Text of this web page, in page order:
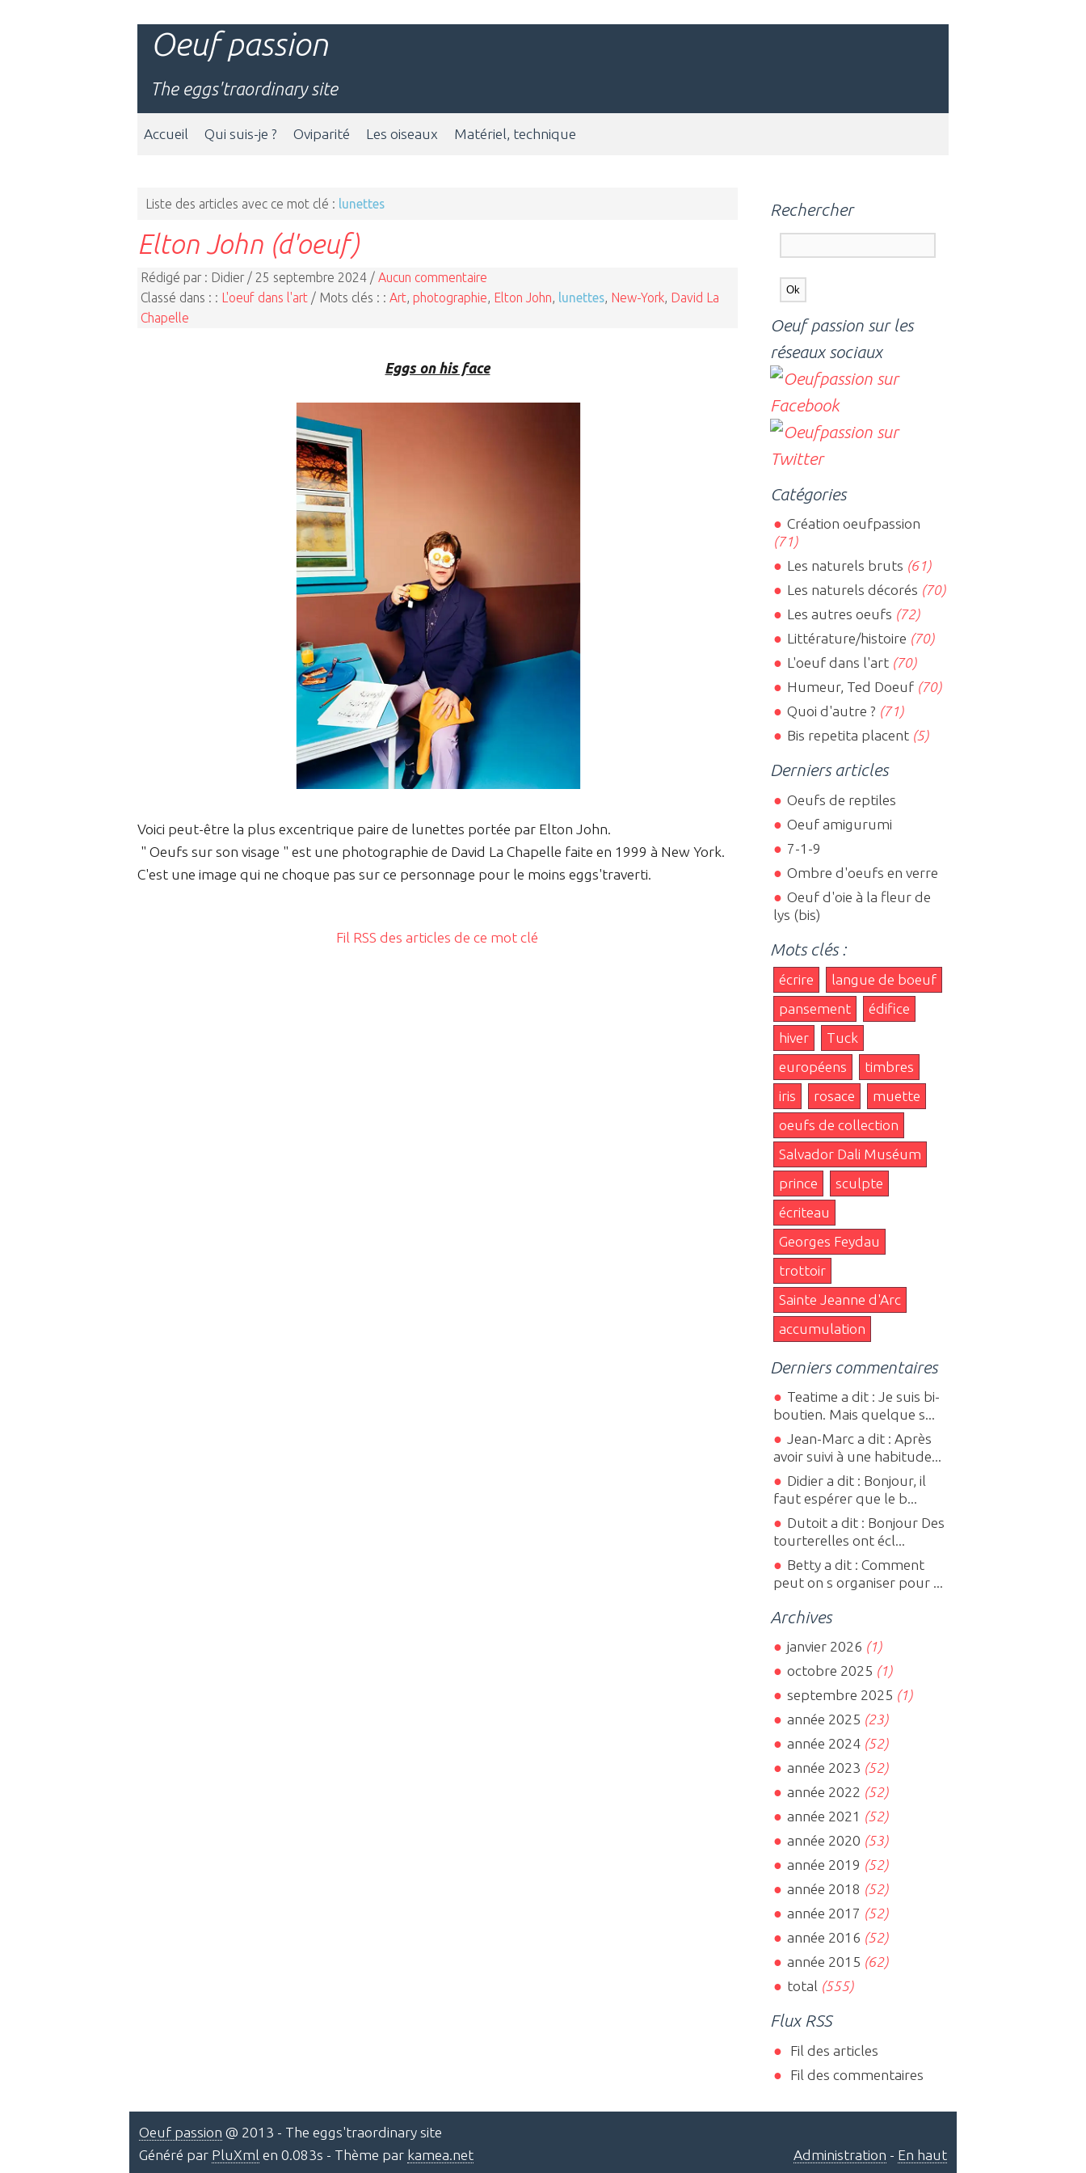
Oeuf passion
The eggs'traordinary site
Accueil Qui suis-je ? Oviparité Les oiseaux Matériel, technique
Liste des articles avec ce mot clé : lunettes
Elton John (d'oeuf)
Rédigé par : Didier / 25 septembre 2024 / Aucun commentaire
Classé dans : : L'oeuf dans l'art / Mots clés : : Art photographie Elton John lunettes New-York David La
Chapelle
Eggs on his face
Voici peut-être la plus excentrique paire de lunettes portée par Elton John.
" Oeufs sur son visage " est une photographie de David La Chapelle faite en 1999 à New York.
C'est une image qui ne choque pas sur ce personnage pour le moins eggs'traverti.
Fil RSS des articles de ce mot clé
Rechercher
Oeuf passion sur les
réseaux sociaux
Catégories
Création oeufpassion
(71)
Les naturels bruts (61)
Les naturels décorés (70)
Les autres oeufs (72)
Littérature/histoire (70)
L'oeuf dans l'art(70)
Humeur, Ted Doeuf(70)
Quoi d'autre ? (71)
Bis repetita placent(5)
Derniers articles
Oeufs de reptiles
Oeuf amigurumi
7-1-9
Ombre d'oeufs en verre
Oeuf d'oie à la fleur de
lys (bis)
Mots clés :
écrire
langue de boeuf
pansement
édifice
hiver
Tuck
européens
timbres
iris
rosace
muette
oeufs de collection
Salvador Dali Muséum
prince
sculpte
écriteau
Georges Feydau
trottoir
Sainte Jeanne d'Arc
accumulation
Derniers commentaires
Teatime a dit : Je suis bi-
boutien. Mais quelque s...
Jean-Marc a dit : Après
avoir suivi à une habitude...
Didier a dit : Bonjour, il
faut espérer que le b...
Dutoit a dit : Bonjour Des
tourterelles ont écl...
Betty a dit : Comment
peut on s organiser pour ...
Archives
janvier 2026 (1)
octobre 2025 (1)
septembre 2025 (1)
année 2025 (23)
année 2024(52)
année 2023 (52)
année 2022 (52)
année 2021 (52)
année 2020 (53)
année 2019 (52)
année 2018 (52)
année 2017 (52)
année 2016 (52)
année 2015 (62)
total (555)
Flux RSS
Fil des articles
Fil des commentaires
Oeuf passion @ 2013 - The eggs'traordinary site
Généré par PluXml en 0.083s - Thème par kamea.net Administration - En haut